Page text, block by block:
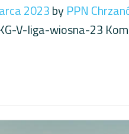
2023by PPN
V-liga-wiosna-23